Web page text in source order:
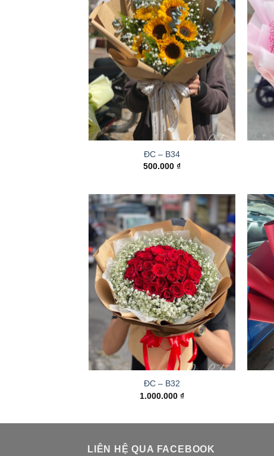
ĐC – B34
500.000₫
ĐC – B32
1.000.000₫
LIÊN HỆ QUA FACEBOOK